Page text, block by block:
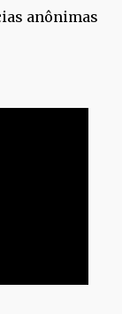
anônimas